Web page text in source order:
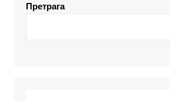
Претрага